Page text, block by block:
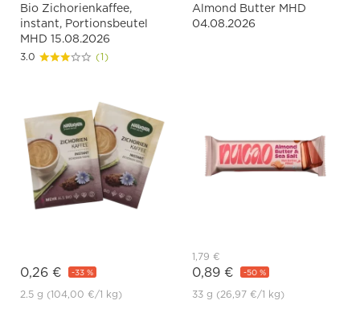
Bio Zichorienkaffee,
instant, Portionsbeutel
MHD 15.08.2026
3.0 (1)
0,26 € -33 %
2.5 g (104,00 €/1 kg)
Almond Butter MHD
04.08.2026
1,79 €
0,89 € -50 %
33 g (26,97 €/1 kg)